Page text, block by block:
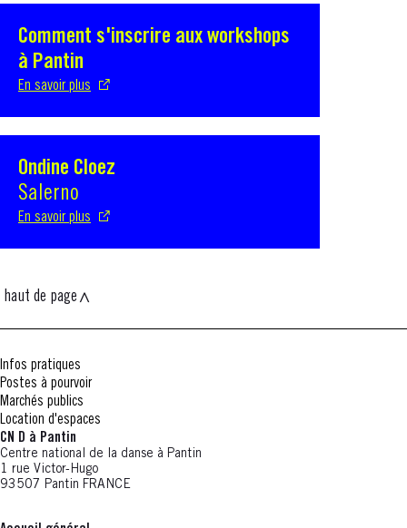
Comment s'inscrire aux workshops
à Pantin
En savoir plus
S'ouvre dans une nouvelle fenêtre
Ondine Cloez
Salerno
En savoir plus
S'ouvre dans une nouvelle fenêtre
haut de page
Infos pratiques
Postes à pourvoir
Marchés publics
Location d'espaces
CN D à Pantin
Centre national de la danse à Pantin
1 rue Victor-Hugo
93507 Pantin FRANCE